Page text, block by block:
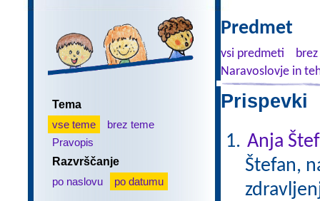
Tema
vse teme
brez teme
Pravopis
Razvrščanje
po naslovu
po datumu
Predmet
vsi predmeti
Naravoslovje in
Prispevki
Anja
Štefan,